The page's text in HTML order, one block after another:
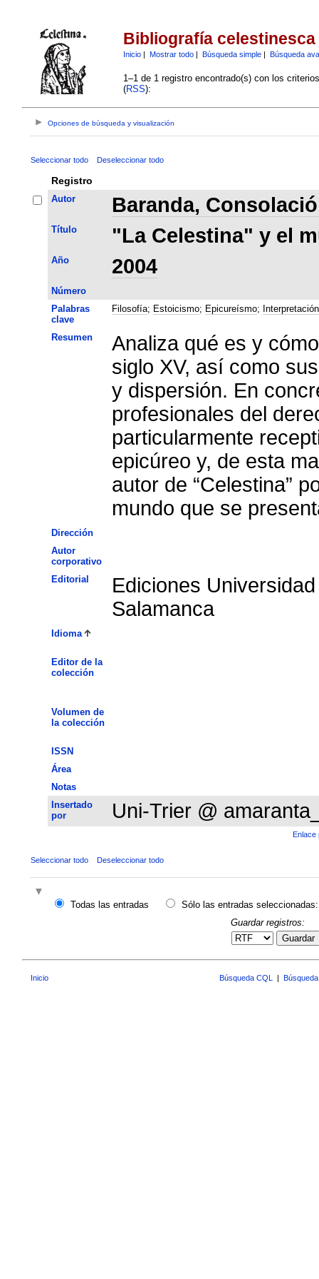
Bibliografía celestinesca
Inicio| Mostrar todo| Búsqueda simple| Búsqueda
1–1 de 1 registro encontrado(s) con los
(RSS):
Opciones de búsqueda y visualización
Seleccionar todo Deseleccionar todo
Registro
Autor Baranda,
Título "La Celestina" y el
Año 2004
Número
Palabras
clave
Filosofía; Estoicismo; Epicureísmo; Interpretación
Resumen
Analiza qué es y
siglo XV, así como
y dispersión. En
profesionales del
particularmente
epicúreo y, de esta
autor de “Celestina”
mundo que se
Dirección
Autor
corporativo
Editorial
Ediciones
Salamanca
Idioma
Editor de la
colección
Volumen de
la colección
ISSN
Área
Notas
Insertado
por
Uni-Trier @
Enlace
Seleccionar todo Deseleccionar todo
Todas las entradas
Sólo las entradas seleccionadas:
Guardar registros:
Guardar
Inicio Búsqueda CQL